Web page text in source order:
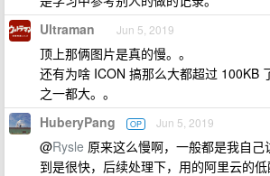
Ultraman Jun 5, 2019
顶上那俩图片是真的慢。。
还有为啥 ICON 搞那么大都超过 100KB
之一都大。。
HuberyPang OP Jun 5, 2019
@Rysle 原来这么慢啊，一般都是我自己
到是很快，后续处理下，用的阿里云的